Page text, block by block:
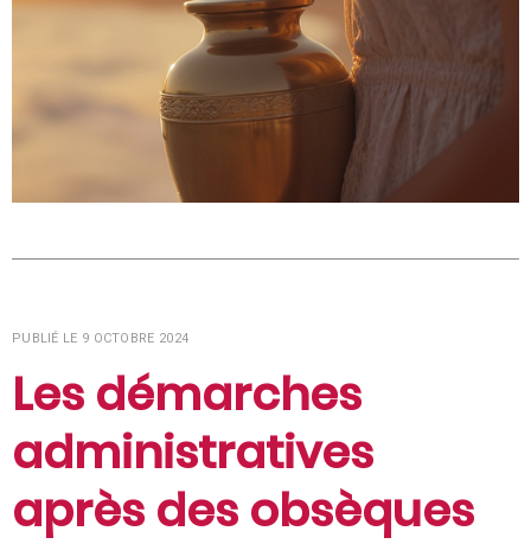
PUBLIÉ LE 9 OCTOBRE 2024
Les démarches
administratives
après des obsèques